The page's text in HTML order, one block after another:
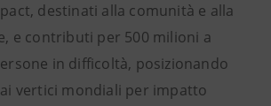
destinati alla comunità e alla
e contributi per 500 milioni a
in difficoltà, posizionando
vertici mondiali per impatto